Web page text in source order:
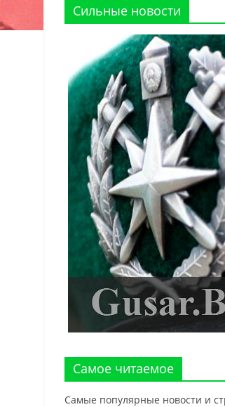
Сильные новости
Самое читаемое
Самые популярные новости и